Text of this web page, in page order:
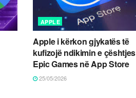
APPLE
Apple i kërkon gjykatës të
kufizojë ndikimin e çështjes
Epic Games në App Store
25/05/2026